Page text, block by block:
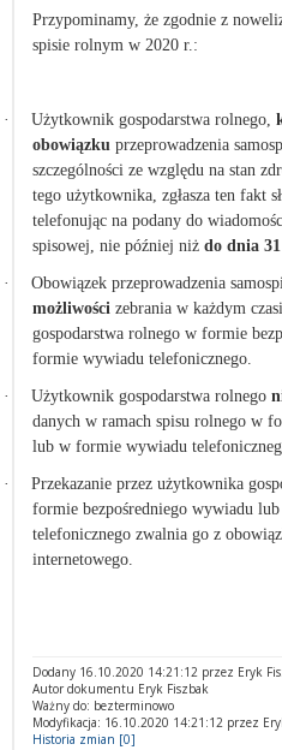
Przypominamy, że zgodnie z
spisie rolnym w 2020 r.:
· Użytkownik gospodarstwa rolnego,
obowiązku przeprowadzenia
szczególności ze względu na stan
tego użytkownika, zgłasza ten fakt
telefonując na podany do
spisowej, nie później niż do dnia
· Obowiązek przeprowadzenia
możliwości zebrania w każdym
gospodarstwa rolnego w formie
formie wywiadu telefonicznego.
· Użytkownik gospodarstwa rolnego
danych w ramach spisu rolnego w
lub w formie wywiadu
·
Przekazanie przez użytkownika
formie bezpośredniego wywiadu
telefonicznego zwalnia go z
internetowego.
Dodany 16.10.2020 14:21:12 przez Eryk
Autor dokumentu Eryk Fiszbak
Ważny do: bezterminowo
Modyfikacja: 16.10.2020 14:21:12 przez
Historia zmian [0]